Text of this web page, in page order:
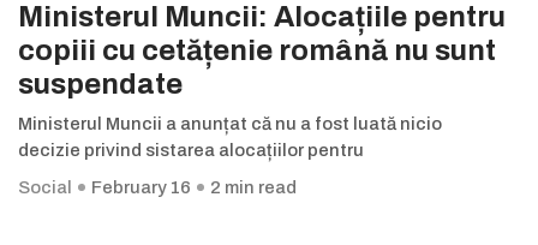
Ministerul Muncii: Alocațiile pentru
copiii cu cetățenie română nu sunt
suspendate
Ministerul Muncii a anunțat că nu a fost luată nicio
decizie privind sistarea alocațiilor pentru
Social
February 16 2 min read